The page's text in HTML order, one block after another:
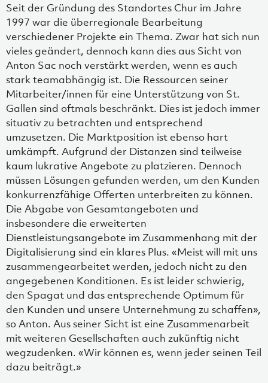
Seit der Gründung des Standortes Chur im Jahre
1997 war die überregionale Bearbeitung
verschiedener Projekte ein Thema. Zwar hat sich nun
vieles geändert, dennoch kann dies aus Sicht von
Anton Sac noch verstärkt werden, wenn es auch
stark teamabhängig ist. Die Ressourcen seiner
Mitarbeiter/innen für eine Unterstützung von St.
Gallen sind oftmals beschränkt. Dies ist jedoch immer
situativ zu betrachten und entsprechend
umzusetzen. Die Marktposition ist ebenso hart
umkämpft. Aufgrund der Distanzen sind teilweise
kaum lukrative Angebote zu platzieren. Dennoch
müssen Lösungen gefunden werden, um den Kunden
konkurrenzfähige Offerten unterbreiten zu können.
Die Abgabe von Gesamtangeboten und
insbesondere die erweiterten
Dienstleistungsangebote im Zusammenhang mit der
Digitalisierung sind ein klares Plus. «Meist will mit uns
zusammengearbeitet werden, jedoch nicht zu den
angegebenen Konditionen. Es ist leider schwierig,
den Spagat und das entsprechende Optimum für
den Kunden und unsere Unternehmung zu schaffen»,
so Anton. Aus seiner Sicht ist eine Zusammenarbeit
mit weiteren Gesellschaften auch zukünftig nicht
wegzudenken. «Wir können es, wenn jeder seinen Teil
dazu beiträgt.»